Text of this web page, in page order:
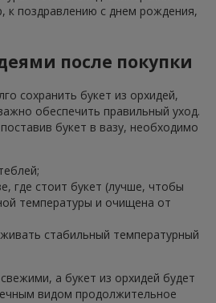
к поздравлению с днем рождения,
после покупки
сохранить букет из орхидей,
обеспечить правильный уход.
букет в вазу, необходимо
где стоит букет (лучше, чтобы
температуры и очищена от
стабильный температурный
а букет из орхидей будет
видом продолжительное